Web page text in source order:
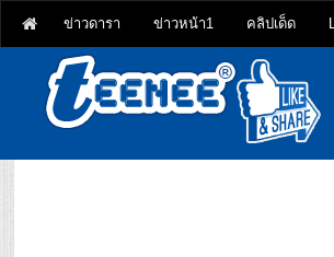
ข่าวดารา ข่าวหน้า1 คลิปเด็ด